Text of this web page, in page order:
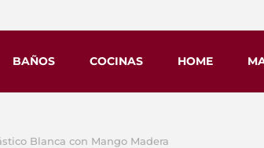
BAÑOS COCINAS HOME
Blanca con Mango Madera